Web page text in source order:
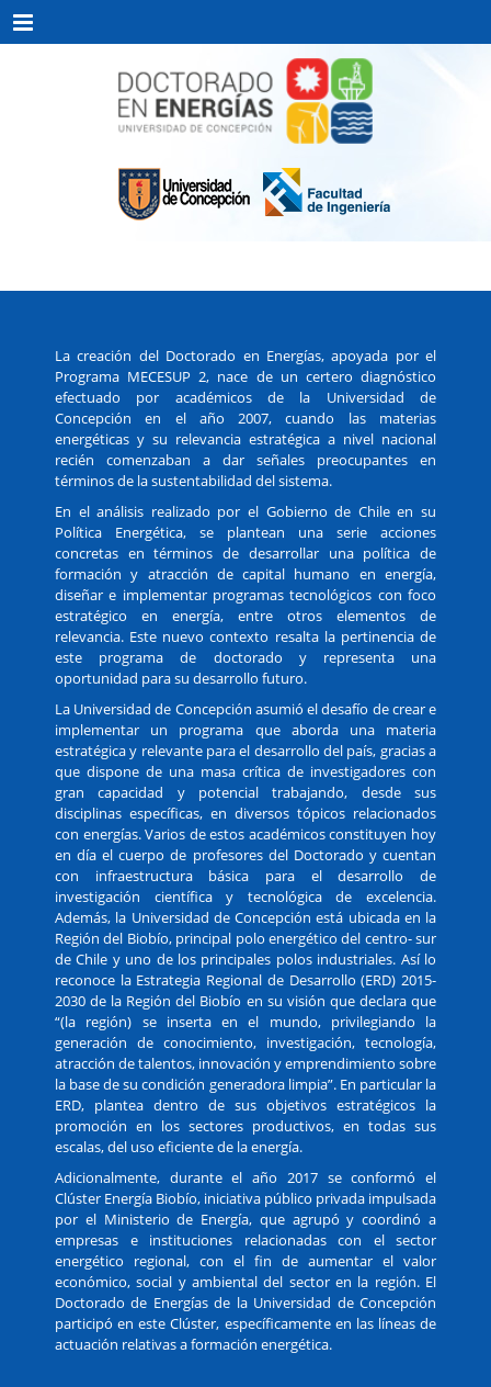
Menu
La creación del Doctorado en Energías, apoyada por el
Programa MECESUP 2, nace de un certero diagnóstico
efectuado por académicos de la Universidad de
Concepción en el año 2007, cuando las materias
energéticas y su relevancia estratégica a nivel nacional
recién comenzaban a dar señales preocupantes en
términos de la sustentabilidad del sistema.
En el análisis realizado por el Gobierno de Chile en su
Política Energética, se plantean una serie acciones
concretas en términos de desarrollar una política de
formación y atracción de capital humano en energía,
diseñar e implementar programas tecnológicos con foco
estratégico en energía, entre otros elementos de
relevancia. Este nuevo contexto resalta la pertinencia de
este programa de doctorado y representa una
oportunidad para su desarrollo futuro.
La Universidad de Concepción asumió el desafío de crear e
implementar un programa que aborda una materia
estratégica y relevante para el desarrollo del país, gracias a
que dispone de una masa crítica de investigadores con
gran capacidad y potencial trabajando, desde sus
disciplinas específicas, en diversos tópicos relacionados
con energías. Varios de estos académicos constituyen hoy
en día el cuerpo de profesores del Doctorado y cuentan
con infraestructura básica para el desarrollo de
investigación científica y tecnológica de excelencia.
Además, la Universidad de Concepción está ubicada en la
Región del Biobío, principal polo energético del centro- sur
de Chile y uno de los principales polos industriales. Así lo
reconoce la Estrategia Regional de Desarrollo (ERD) 2015-
2030 de la Región del Biobío en su visión que declara que
“(la región) se inserta en el mundo, privilegiando la
generación de conocimiento, investigación, tecnología,
atracción de talentos, innovación y emprendimiento sobre
la base de su condición generadora limpia”. En particular la
ERD, plantea dentro de sus objetivos estratégicos la
promoción en los sectores productivos, en todas sus
escalas, del uso eficiente de la energía.
Adicionalmente, durante el año 2017 se conformó el
Clúster Energía Biobío, iniciativa público privada impulsada
por el Ministerio de Energía, que agrupó y coordinó a
empresas e instituciones relacionadas con el sector
energético regional, con el fin de aumentar el valor
económico, social y ambiental del sector en la región. El
Doctorado de Energías de la Universidad de Concepción
participó en este Clúster, específicamente en las líneas de
actuación relativas a formación energética.